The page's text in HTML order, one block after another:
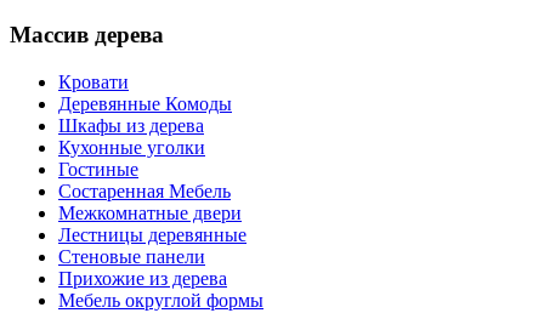
Массив дерева
Кровати
Деревянные Комоды
Шкафы из дерева
Кухонные уголки
Гостиные
Состаренная Мебель
Межкомнатные двери
Лестницы деревянные
Стеновые панели
Прихожие из дерева
Мебель округлой формы